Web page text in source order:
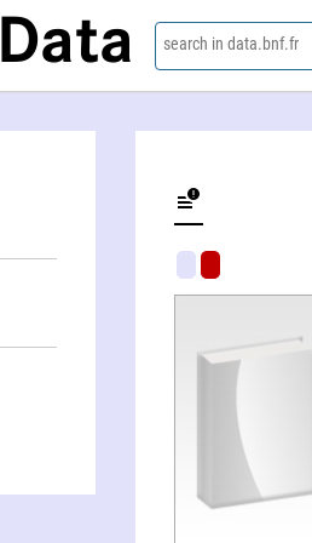
Data search in data.bnf.fr